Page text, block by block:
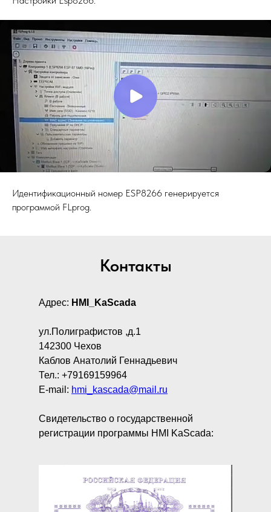
Идентификационный номер ESP8266 генерируется
программой FLprog.
Контакты
Адрес: HMI_KaScada
ул.Полиграфистов ,д.1
142300 Чехов
Каблов Анатолий Геннадьевич
Тел.: +79169159964
E-mail: hmi_kascada@mail.ru
Свидетельство о государственной
регистрации программы HMI KaScada: